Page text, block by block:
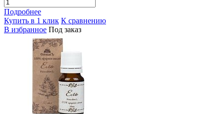
Подробнее
Купить в 1 клик К сравнению
В избранное Под заказ